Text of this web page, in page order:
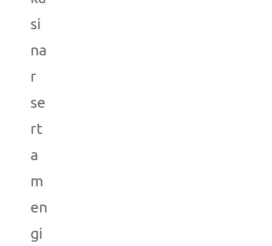
si
na
r
se
rt
a
m
en
gi